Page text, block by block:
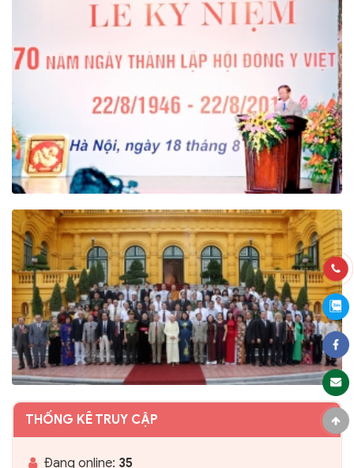
THỐNG KÊ TRUY CẬP
Đang online: 35